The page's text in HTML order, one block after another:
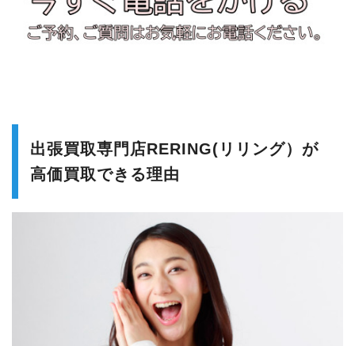
出張買取専門店RERING(リリング）が
高価買取できる理由